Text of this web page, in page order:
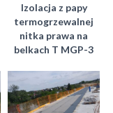
Izolacja z papy
termogrzewalnej
nitka prawa na
belkach T MGP-3